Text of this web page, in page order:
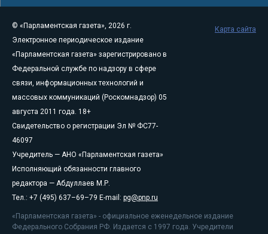
© «Парламентская газета», 2026 г.
Электронное периодическое издание
«Парламентская газета» зарегистрировано в
Федеральной службе по надзору в сфере
связи, информационных технологий и
массовых коммуникаций (Роскомнадзор) 05
августа 2011 года. 18+
Свидетельство о регистрации Эл № ФС77-
46097
Учредитель — АНО «Парламентская газета»
Исполняющий обязанности главного
редактора — Абдуллаев М.Р.
Тел.: +7 (495) 637–69–79 E-mail: pg@pnp.ru
«Парламентская газета» - официальное еженедельное издание
Федерального Собрания РФ. Издается с 1997 года. Учредители
Карта сайта